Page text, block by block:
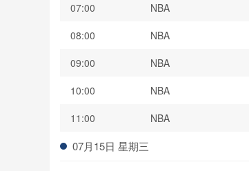
07:00
NBA
08:00
NBA
09:00
NBA
10:00
NBA
11:00
NBA
07月15日 星期三